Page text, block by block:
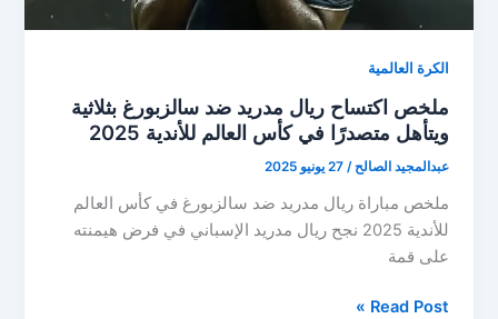
الكرة العالمية
ملخص اكتساح ريال مدريد ضد سالزبورغ بثلاثية
ويتأهل متصدرًا في كأس العالم للأندية 2025
عبدالمجيد الصالح/27 يونيو 2025
ملخص مباراة ريال مدريد ضد سالزبورغ في كأس العالم
للأندية 2025 نجح ريال مدريد الإسباني في فرض هيمنته
على قمة
ملخص
Read Post »